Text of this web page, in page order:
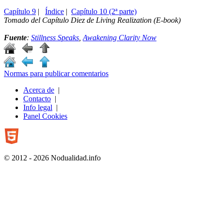
Capítulo 9 | Índice | Capítulo 10 (2ª parte)
Tomado del Capítulo Diez de Living Realization (E-book)
Fuente: Stillness Speaks Awakening Clarity Now
Normas para publicar comentarios
Acerca de |
Contacto |
Info legal |
Panel Cookies
© 2012 - 2026 Nodualidad.info